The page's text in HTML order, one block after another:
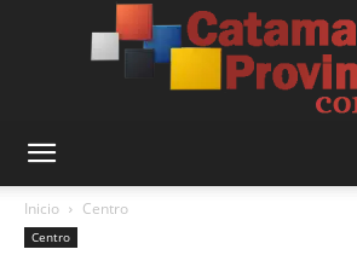
Inicio Centro
Centro